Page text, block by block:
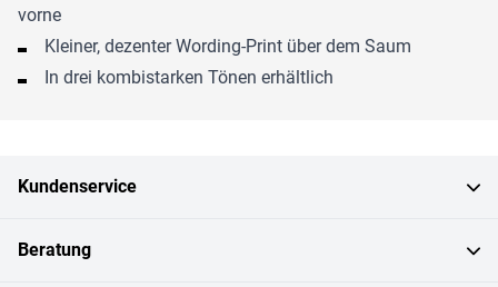
vorne
Kleiner, dezenter Wording-Print über dem Saum
In drei kombistarken Tönen erhältlich
Kundenservice
Beratung